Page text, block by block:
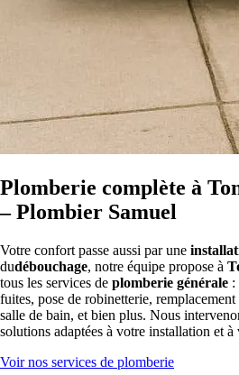
Plomberie complète à
– Plombier Samuel
Votre confort passe aussi par une
dudébouchage, notre équipe propose à
tous les services de plomberie générale :
fuites, pose de robinetterie,
salle de bain, et bien plus. Nous
solutions adaptées à votre installation et à
Voir nos services de plomberie